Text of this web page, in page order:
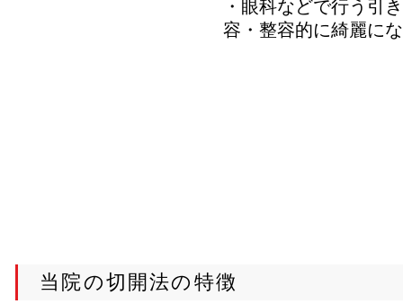
・眼科などで行う引
容・整容的に綺麗に
当院の切開法の特徴